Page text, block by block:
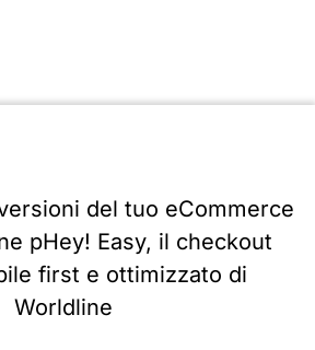
del tuo eCommerce
pHey! Easy, il checkout
first e ottimizzato di
Worldline